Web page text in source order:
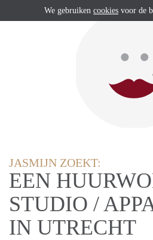
JASMIJN ZOEKT:
EEN
STUDIO /
IN UTRECHT
We gebruiken cookies voor de